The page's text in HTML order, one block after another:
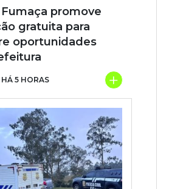
promove
gratuita para
oportunidades
HÁ 5 HORAS +